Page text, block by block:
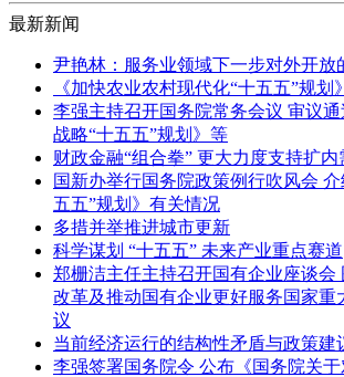
最新新闻
尹艳林：服务业领域下一步对外开放
《加快农业农村现代化“十五五”规划
李强主持召开国务院常务会议 审议
战略“十五五”规划》等
财政金融“组合拳” 更大力度支持扩内
国新办举行国务院政策例行吹风会
五五”规划》有关情况
多措并举推进城市更新
科学谋划 “十五五” 未来产业重点赛道
郑栅洁主任主持召开国有企业座谈会
改革及推动国有企业更好服务国家重
议
当前经济运行的结构性矛盾与政策建
李强签署国务院令 公布《国务院关于